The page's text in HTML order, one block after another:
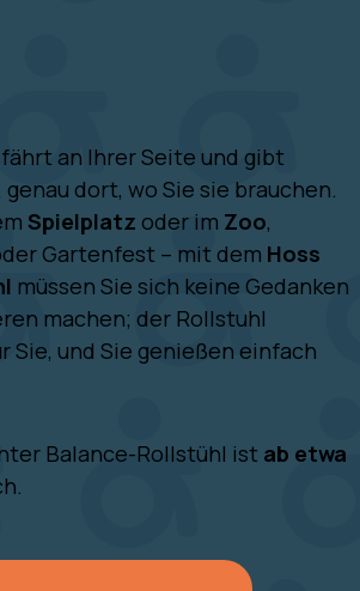
fährt an Ihrer Seite und gibt
genau dort, wo Sie sie brauchen.
Spielplatz oder im Zoo,
Gartenfest – mit dem Hoss
müssen Sie sich keine Gedanken
machen; der Rollstuhl
Sie, und Sie genießen einfach
Balance-Rollstühl ist ab etwa